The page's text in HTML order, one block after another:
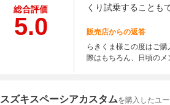
総合評価
5.0
くり試乗することも
販売店からの返答
らきくま様この度はご
際はもちろん、日頃の
スズキスペーシアカスタムを購入したユ